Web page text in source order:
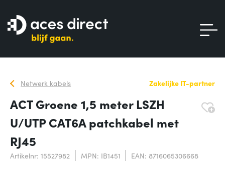
Netwerk kabels Zakelijke IT-partner
ACT Groene 1,5 meter LSZH
U/UTP CAT6A patchkabel met
RJ45
Artikelnr: 15527982 MPN: IB1451 EAN: 8716065306668